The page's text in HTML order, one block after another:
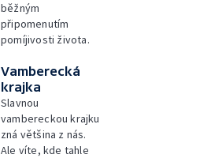
běžným
připomenutím
pomíjivosti života.
Vamberecká
krajka
Slavnou
vambereckou krajku
zná většina z nás.
Ale víte, kde tahle